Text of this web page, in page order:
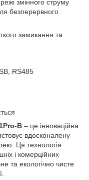
змінного струму
безперервного
замикання та
RS485
B – це інноваційна
вдосконалену
Ця технологія
і комерційних
та екологічно чисте